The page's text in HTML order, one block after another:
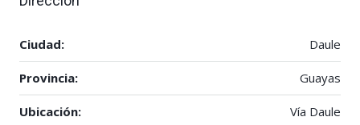
Ciudad: Daule
Provincia: Guayas
Ubicación: Vía Daule